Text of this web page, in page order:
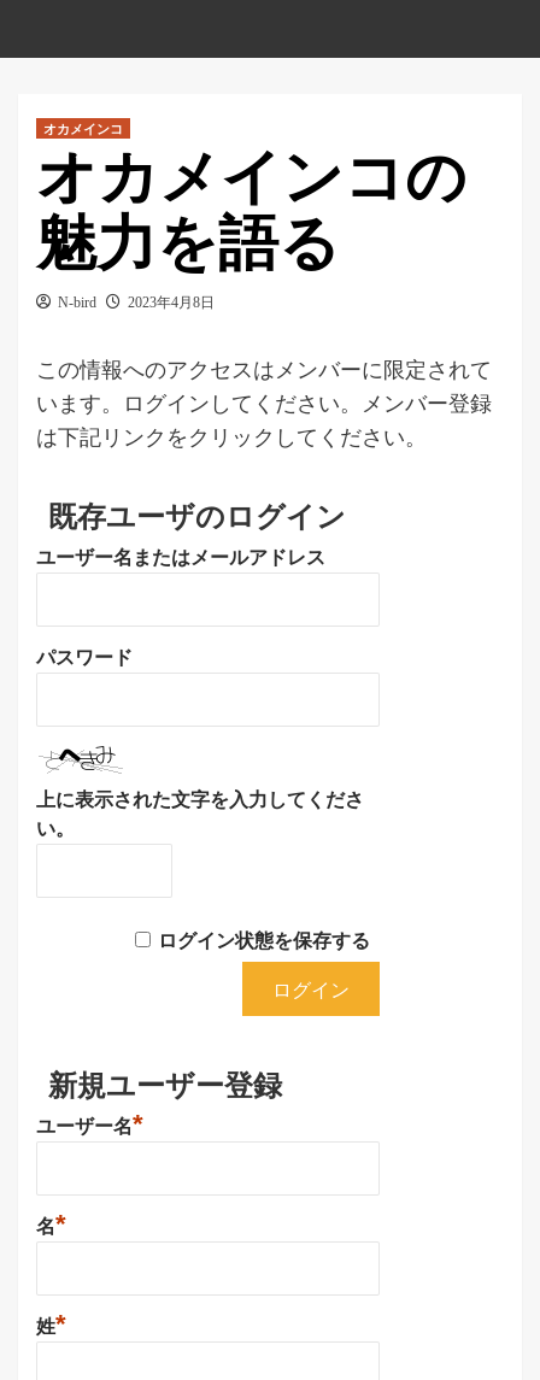
オカメインコ
オカメインコの
魅力を語る
N-bird 2023年4月8日
この情報へのアクセスはメンバーに限定されて
います。ログインしてください。メンバー登録
は下記リンクをクリックしてください。
既存ユーザのログイン
ユーザー名またはメールアドレス
パスワード
上に表示された文字を入力してくださ
い。
ログイン状態を保存する
新規ユーザー登録
ユーザー名*
名*
姓*